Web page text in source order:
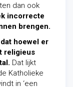
dan ook
incorrecte
brengen.
dat hoewel er
religieus
Dat lijkt
Katholieke
in ‘een